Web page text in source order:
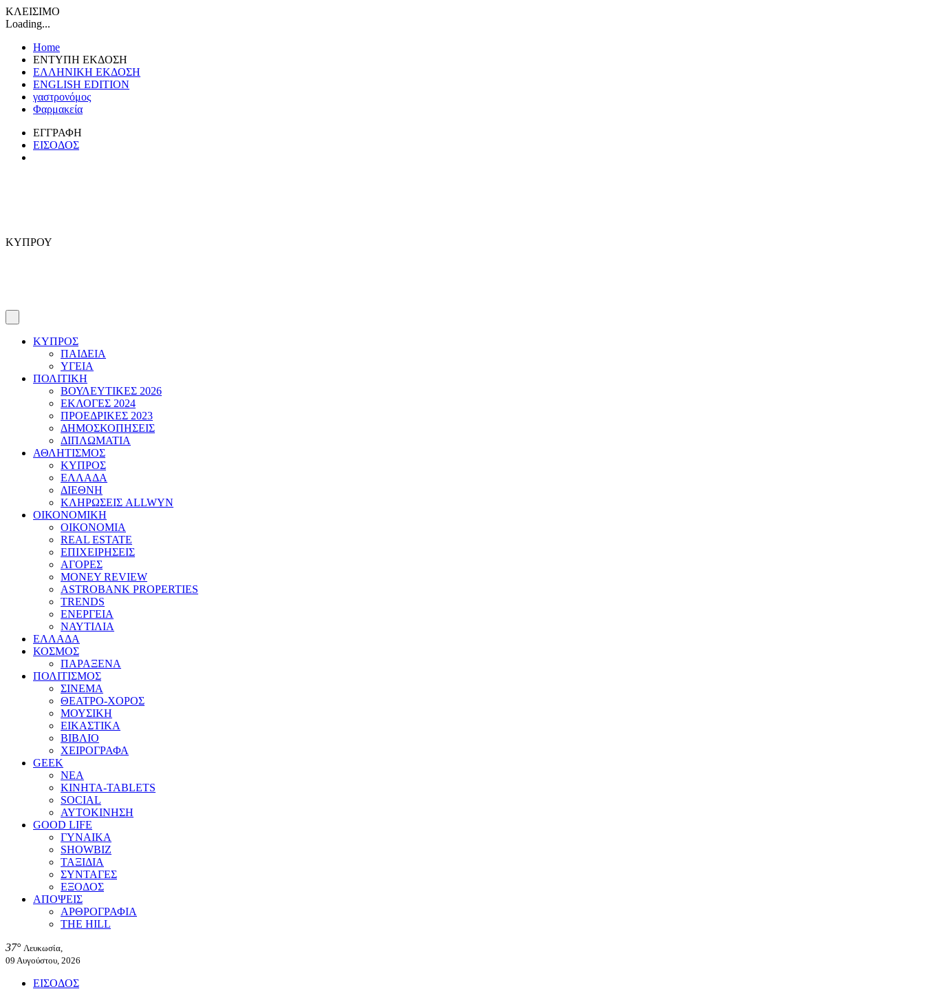
ΚΛΕΙΣΙΜΟ
Loading...
Home
ΕΝΤΥΠΗ ΕΚΔΟΣΗ
ΕΛΛΗΝΙΚΗ ΕΚΔΟΣΗ
ENGLISH EDITION
γαστρονόμος
Φαρμακεία
ΕΓΓΡΑΦΗ
ΕΙΣΟΔΟΣ
ΚΥΠΡΟΥ
ΚΥΠΡΟΣ
ΠΑΙΔΕΙΑ
ΥΓΕΙΑ
ΠΟΛΙΤΙΚΗ
ΒΟΥΛΕΥΤΙΚΕΣ 2026
ΕΚΛΟΓΕΣ 2024
ΠΡΟΕΔΡΙΚΕΣ 2023
ΔΗΜΟΣΚΟΠΗΣΕΙΣ
ΔΙΠΛΩΜΑΤΙΑ
ΑΘΛΗΤΙΣΜΟΣ
ΚΥΠΡΟΣ
ΕΛΛΑΔΑ
ΔΙΕΘΝΗ
ΚΛΗΡΩΣΕΙΣ ALLWYN
ΟΙΚΟΝΟΜΙΚΗ
ΟΙΚΟΝΟΜΙΑ
REAL ESTATE
ΕΠΙΧΕΙΡΗΣΕΙΣ
ΑΓΟΡΕΣ
MONEY REVIEW
ASTROBANK PROPERTIES
TRENDS
ΕΝΕΡΓΕΙΑ
ΝΑΥΤΙΛΙΑ
ΕΛΛΑΔΑ
ΚΟΣΜΟΣ
ΠΑΡΑΞΕΝΑ
ΠΟΛΙΤΙΣΜΟΣ
ΣΙΝΕΜΑ
ΘΕΑΤΡΟ-ΧΟΡΟΣ
ΜΟΥΣΙΚΗ
ΕΙΚΑΣΤΙΚΑ
ΒΙΒΛΙΟ
ΧΕΙΡΟΓΡΑΦΑ
GEEK
ΝΕΑ
ΚΙΝΗΤΑ-TABLETS
SOCIAL
ΑΥΤΟΚΙΝΗΣΗ
GOOD LIFE
ΓΥΝΑΙΚΑ
SHOWBIZ
ΤΑΞΙΔΙΑ
ΣΥΝΤΑΓΕΣ
ΕΞΟΔΟΣ
ΑΠΟΨΕΙΣ
ΑΡΘΡΟΓΡΑΦΙΑ
THE HILL
37° Λευκωσία,
09 Αυγούστου, 2026
ΕΙΣΟΔΟΣ